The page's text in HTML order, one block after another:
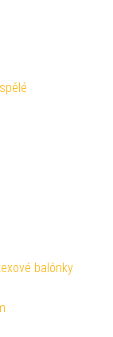
balónky